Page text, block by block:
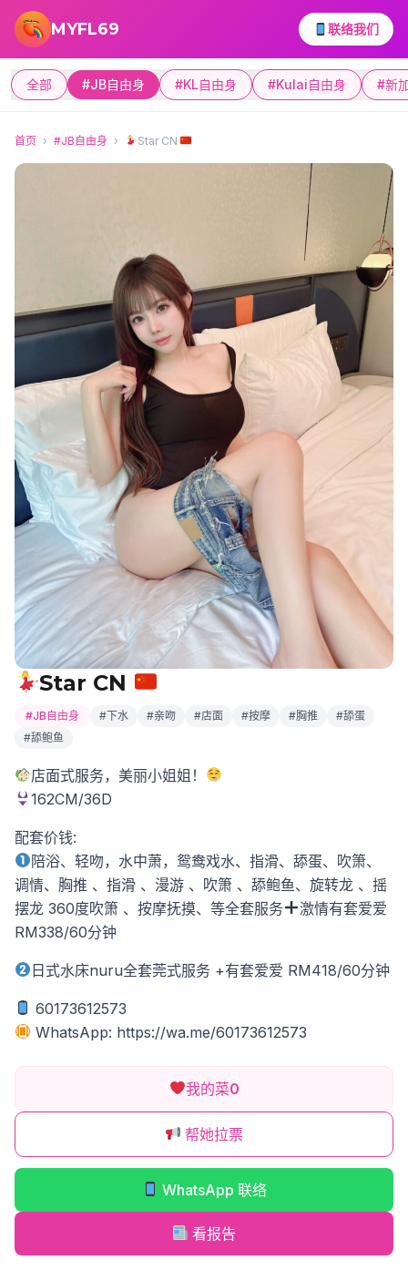
跳转到主要内容
MYFL69 联络我们
全部 #JB自由身 #KL自由身 #Kulai自由身 #新
首页 › #JB自由身 › Star CN
Star CN
#JB自由身 #下水 #亲吻 #店面 #按摩 #胸推
#舔蛋
#舔鲍鱼
店面式服务，美丽小姐姐！
162CM/36D
配套价钱:
陪浴、轻吻，水中萧，鸳鸯戏水、指滑、舔蛋、吹箫、
调情、胸推 、指滑 、漫游 、吹箫 、舔鲍鱼、旋转龙 、摇
摆龙 360度吹箫 、按摩抚摸、等全套服务
激情有套爱爱
RM338/60分钟
日式水床nuru全套莞式服务 +有套爱爱 RM418/60分钟
60173612573
WhatsApp: https://wa.me/60173612573
我的菜0
帮她拉票
WhatsApp 联络
看报告